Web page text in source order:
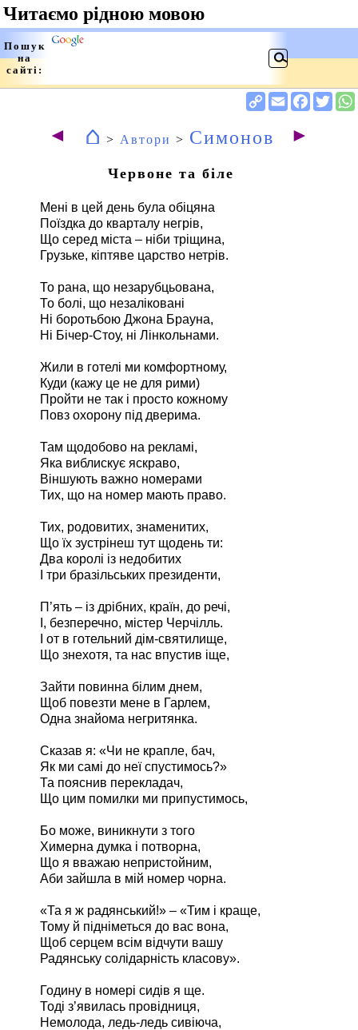
◄ ⌂ > Автори > Симонов ►
Червоне та біле
Мені в цей день була обіцяна
Поїздка до кварталу негрів,
Що серед міста – ніби тріщина,
Грузьке, кіптяве царство нетрів.
То рана, що незарубцьована,
То болі, що незаліковані
Ні боротьбою Джона Брауна,
Ні Бічер-Стоу, ні Лінкольнами.
Жили в готелі ми комфортному,
Куди (кажу це не для рими)
Пройти не так і просто кожному
Повз охорону під дверима.
Там щодобово на рекламі,
Яка виблискує яскраво,
Віншують важно номерами
Тих, що на номер мають право.
Тих, родовитих, знаменитих,
Що їх зустрінеш тут щодень ти:
Два королі із недобитих
І три бразільських президенти,
П’ять – із дрібних, країн, до речі,
І, безперечно, містер Черчілль.
І от в готельний дім-святилище,
Що знехотя, та нас впустив іще,
Зайти повинна білим днем,
Щоб повезти мене в Гарлем,
Одна знайома негритянка.
Сказав я: «Чи не крапле, бач,
Як ми самі до неї спустимось?»
Та пояснив перекладач,
Що цим помилки ми припустимось,
Бо може, виникнути з того
Химерна думка і потворна,
Що я вважаю непристойним,
Аби зайшла в мій номер чорна.
«Та я ж радянський!» – «Тим і краще,
Тому й підніметься до вас вона,
Щоб серцем всім відчути вашу
Радянську солідарність класову».
Годину в номері сидів я ще.
Тоді з’явилась провідниця,
Немолода, ледь-ледь сивіюча,